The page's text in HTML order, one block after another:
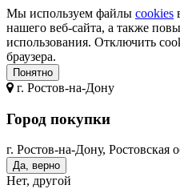
Мы используем файлы cookies
нашего веб-сайта, а также
использования. Отключить
браузера.
Понятно
г. Ростов-на-Дону
Город покупки
г. Ростов-на-Дону, Ростовская
Да, верно
Нет, другой